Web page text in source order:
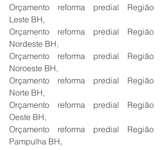
Orçamento reforma predial Região
Leste BH,
Orçamento reforma predial Região
Nordeste BH,
Orçamento reforma predial Região
Noroeste BH,
Orçamento reforma predial Região
Norte BH,
Orçamento reforma predial Região
Oeste BH,
Orçamento reforma predial Região
Pampulha BH,